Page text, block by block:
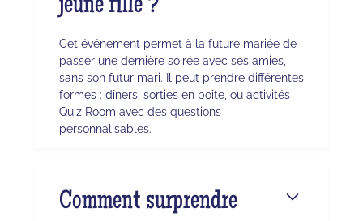
jeune fille ?
Cet événement permet à la future mariée de
passer une dernière soirée avec ses amies,
sans son futur mari. Il peut prendre différentes
formes : dîners, sorties en boîte, ou activités
Quiz Room avec des questions
personnalisables.
Comment surprendre